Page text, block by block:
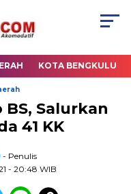
KOTA BENGKULU
BS, Salurkan
41 KK
- Penulis
- 20:48 WIB